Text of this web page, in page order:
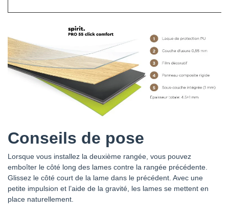
Conseils de pose
Lorsque vous installez la deuxième rangée, vous pouvez
emboîter le côté long des lames contre la rangée précédente.
Glissez le côté court de la lame dans le précédent. Avec une
petite impulsion et l’aide de la gravité, les lames se mettent en
place naturellement.